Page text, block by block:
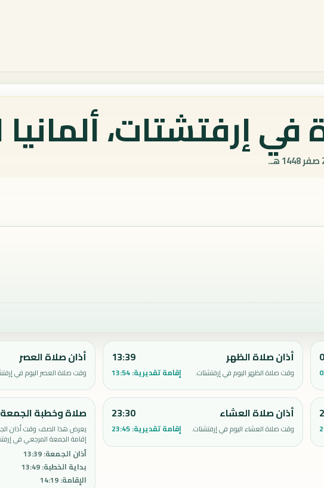
إرفتشتات، ألمانيا
أذان صلاة الظهر
وقت صلاة الظهر اليوم في إرفتشتات.
13:39
إقامة تقديرية:13:54
أذان صلاة العصر
وقت صلاة العصر اليوم في
أذان صلاة العشاء
وقت صلاة العشاء اليوم في إرفتشتات.
23:30
إقامة تقديرية:23:45
صلاة وخطبة الجمعة
يعرض هذا الصف وقت أذان
إقامة الجمعة المرجعي في
أذان الجمعة:
13:39
بداية الخطبة:
13:49
الإقامة:
14:19